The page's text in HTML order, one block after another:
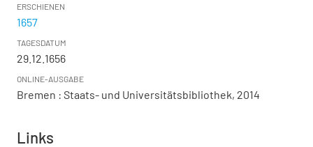
ERSCHIENEN
1657
TAGESDATUM
29.12.1656
ONLINE-AUSGABE
Bremen : Staats- und Universitätsbibliothek, 2014
Links